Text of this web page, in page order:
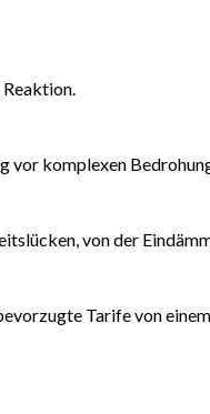
vor komplexen
von der
Tarife von